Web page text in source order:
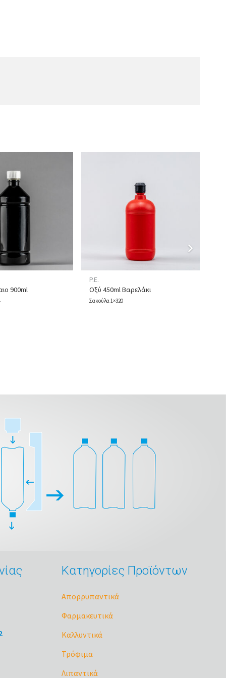
900ml
P.E.
Οξύ 450ml Βαρελάκι
Σακούλα 1×320
Κατηγορίες Προϊόντων
Απορρυπαντικά
Φαρμακευτικά
Καλλυντικά
Τρόφιμα
Λιπαντικά